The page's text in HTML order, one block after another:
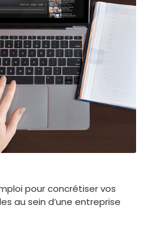
pour concrétiser vos
au sein d’une entreprise